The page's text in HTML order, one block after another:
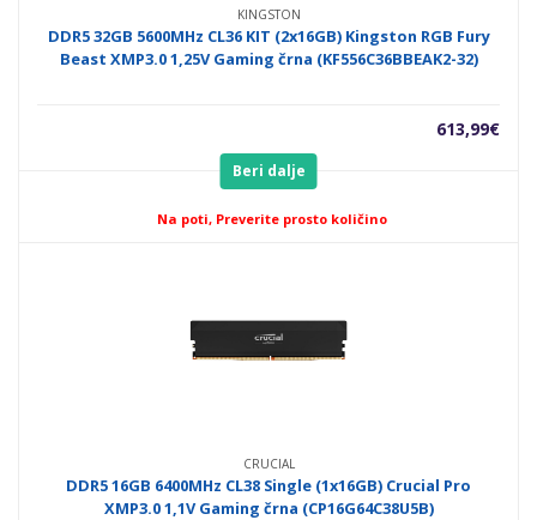
KINGSTON
DDR5 32GB 5600MHz CL36 KIT (2x16GB) Kingston RGB Fury
Beast XMP3.0 1,25V Gaming črna (KF556C36BBEAK2-32)
613,99€
Beri dalje
Na poti, Preverite prosto količino
CRUCIAL
DDR5 16GB 6400MHz CL38 Single (1x16GB) Crucial Pro
XMP3.0 1,1V Gaming črna (CP16G64C38U5B)